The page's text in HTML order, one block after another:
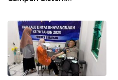
Etika Hukum Pendidikan